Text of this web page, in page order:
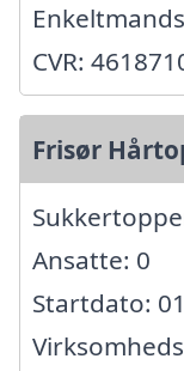
CVR:
Frisør
Ansatte: 0
Startdato: